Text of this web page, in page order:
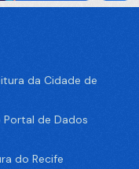
da Cidade de
de Dados
do Recife